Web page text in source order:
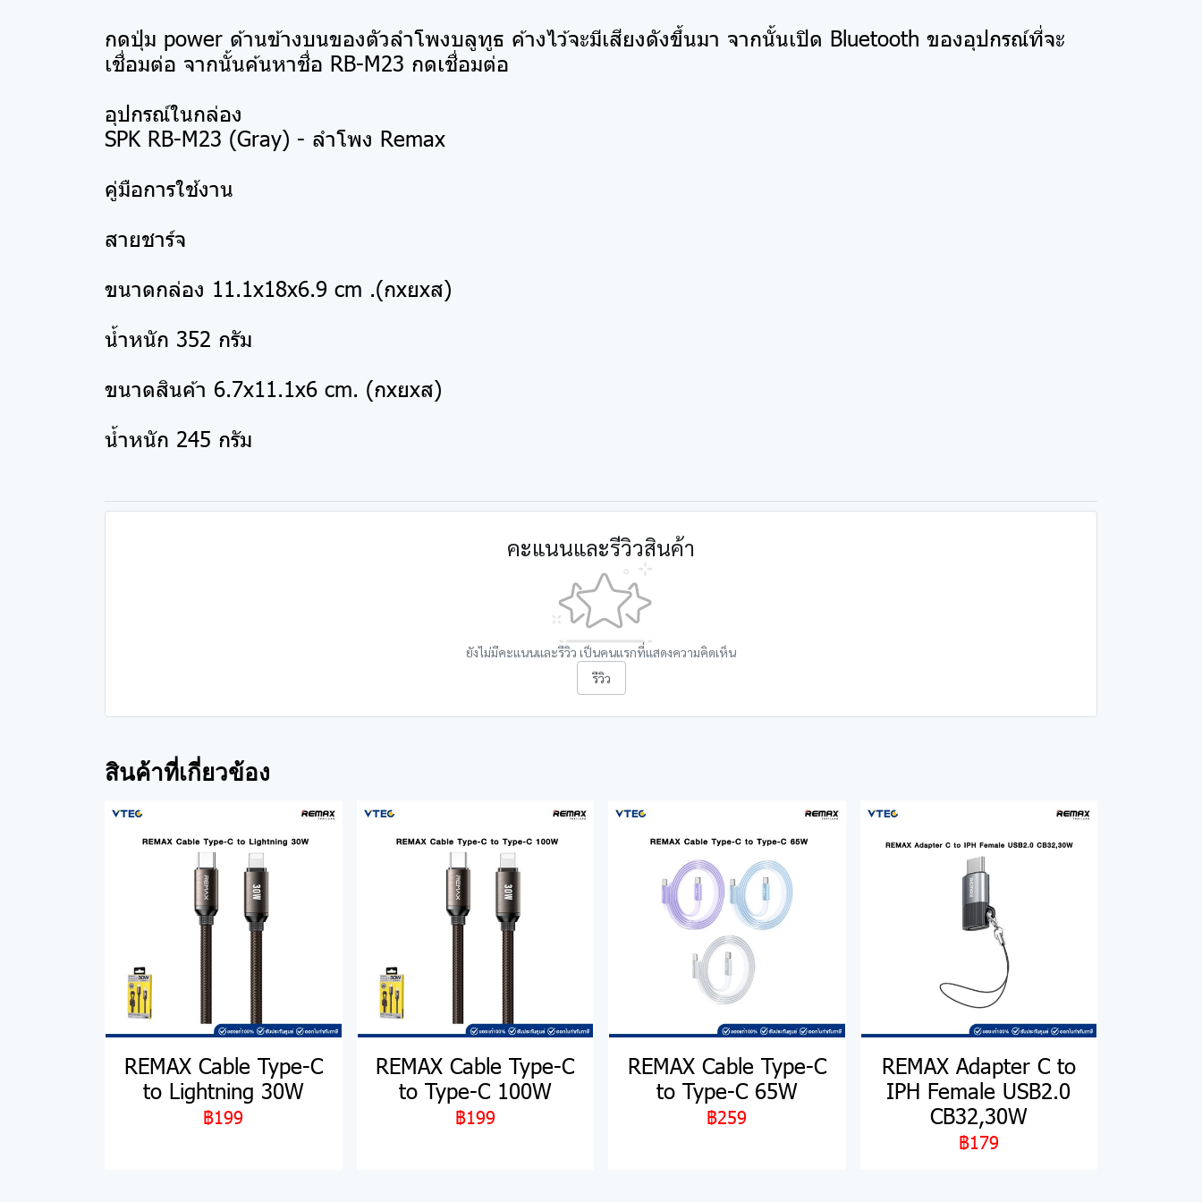
กดปุ่ม power ด้านข้างบนของตัวลำโพงบลูทูธ ค้างไว้จะมีเสียงดังขึ้นมา จากนั้นเปิด Bluetooth ของอุปกรณ์ที่จะ
เชื่อมต่อ จากนั้นค้นหาชื่อ RB-M23 กดเชื่อมต่อ
อุปกรณ์ในกล่อง
SPK RB-M23 (Gray) - ลำโพง Remax
คู่มือการใช้งาน
สายชาร์จ
ขนาดกล่อง 11.1x18x6.9 cm .(กxยxส)
น้ำหนัก 352 กรัม
ขนาดสินค้า 6.7x11.1x6 cm. (กxยxส)
น้ำหนัก 245 กรัม
คะแนนและรีวิวสินค้า
ยังไม่มีคะแนนและรีวิว เป็นคนแรกที่แสดงความคิดเห็น
รีวิว
สินค้าที่เกี่ยวข้อง
REMAX Cable Type-C
to Lightning 30W
฿199
REMAX Cable Type-C
to Type-C 100W
฿199
REMAX Cable Type-C
to Type-C 65W
฿259
REMAX Adapter C to
IPH Female USB2.0
CB32,30W
฿179